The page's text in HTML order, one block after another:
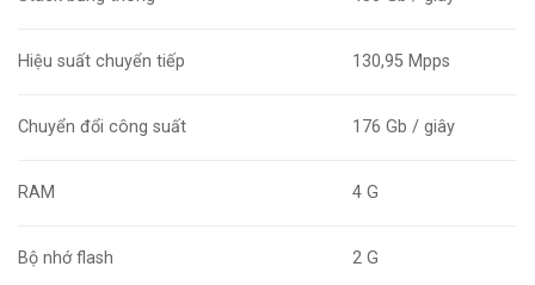
Hiệu suất chuyển tiếp 130,95 Mpps
Chuyển đổi công suất 176 Gb / giây
RAM 4 G
Bộ nhớ flash 2 G